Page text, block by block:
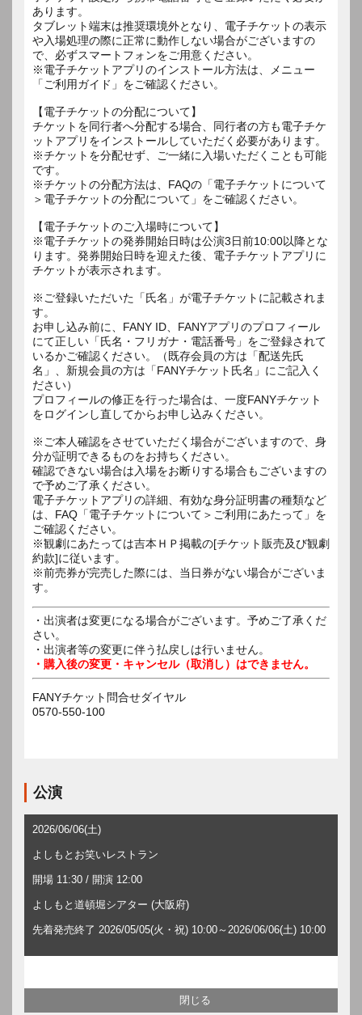
あります。
タブレット端末は推奨環境外となり、電子チケットの表示
や入場処理の際に正常に動作しない場合がございますの
で、必ずスマートフォンをご用意ください。
※電子チケットアプリのインストール方法は、メニュー
「ご利用ガイド」をご確認ください。
【電子チケットの分配について】
チケットを同行者へ分配する場合、同行者の方も電子チケ
ットアプリをインストールしていただく必要があります。
※チケットを分配せず、ご一緒に入場いただくことも可能
です。
※チケットの分配方法は、FAQの「電子チケットについて
＞電子チケットの分配について」をご確認ください。
【電子チケットのご入場時について】
※電子チケットの発券開始日時は公演3日前10:00以降とな
ります。発券開始日時を迎えた後、電子チケットアプリに
チケットが表示されます。
※ご登録いただいた「氏名」が電子チケットに記載されま
す。
お申し込み前に、FANY ID、FANYアプリのプロフィール
にて正しい「氏名・フリガナ・電話番号」をご登録されて
いるかご確認ください。（既存会員の方は「配送先氏
名」、新規会員の方は「FANYチケット氏名」にご記入く
ださい）
プロフィールの修正を行った場合は、一度FANYチケット
をログインし直してからお申し込みください。
※ご本人確認をさせていただく場合がございますので、身
分が証明できるものをお持ちください。
確認できない場合は入場をお断りする場合もございますの
で予めご了承ください。
電子チケットアプリの詳細、有効な身分証明書の種類など
は、FAQ「電子チケットについて＞ご利用にあたって」を
ご確認ください。
※観劇にあたっては吉本ＨＰ掲載の[チケット販売及び観劇
約款]に従います。
※前売券が完売した際には、当日券がない場合がございま
す。
・出演者は変更になる場合がございます。予めご了承くだ
さい。
・出演者等の変更に伴う払戻しは行いません。
・購入後の変更・キャンセル（取消し）はできません。
FANYチケット問合せダイヤル
0570-550-100
公演
2026/06/06(土)
よしもとお笑いレストラン
開場 11:30 / 開演 12:00
よしもと道頓堀シアター (大阪府)
先着発売終了 2026/05/05(火・祝) 10:00～2026/06/06(土) 10:00